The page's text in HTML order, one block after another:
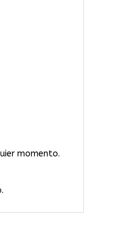
momento.